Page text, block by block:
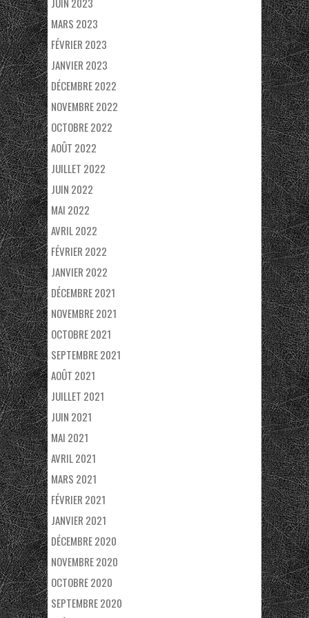
MARS 2023
FÉVRIER 2023
JANVIER 2023
DÉCEMBRE 2022
NOVEMBRE 2022
OCTOBRE 2022
AOÛT 2022
JUILLET 2022
JUIN 2022
MAI 2022
AVRIL 2022
FÉVRIER 2022
JANVIER 2022
DÉCEMBRE 2021
NOVEMBRE 2021
OCTOBRE 2021
SEPTEMBRE 2021
AOÛT 2021
JUILLET 2021
JUIN 2021
MAI 2021
AVRIL 2021
MARS 2021
FÉVRIER 2021
JANVIER 2021
DÉCEMBRE 2020
NOVEMBRE 2020
OCTOBRE 2020
SEPTEMBRE 2020